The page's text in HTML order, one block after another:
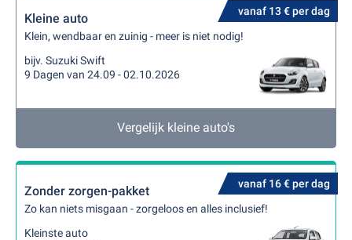
vanaf 13 € per dag
Kleine auto
Klein, wendbaar en zuinig - meer is niet nodig!
bijv. Suzuki Swift
9 Dagen van 24.09 - 02.10.2026
Vergelijk kleine auto's
vanaf 16 € per dag
Zonder zorgen-pakket
Zo kan niets misgaan - zorgeloos en alles inclusief!
Kleinste auto